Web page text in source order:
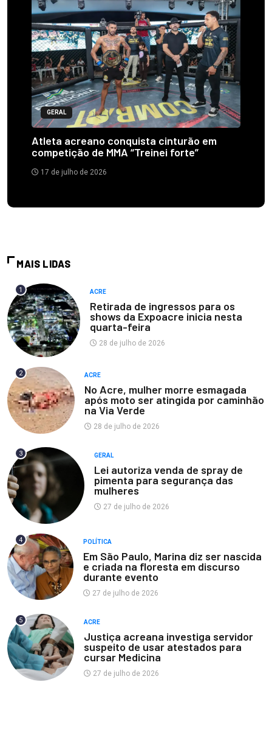
GERAL
Atleta acreano conquista cinturão em
competição de MMA “Treinei forte”
17 de julho de 2026
MAIS LIDAS
1 ACRE
Retirada de ingressos para os
shows da Expoacre inicia nesta
quarta-feira
28 de julho de 2026
2 ACRE
No Acre, mulher morre esmagada
após moto ser atingida por caminhão
na Via Verde
28 de julho de 2026
3 GERAL
Lei autoriza venda de spray de
pimenta para segurança das
mulheres
27 de julho de 2026
4 POLÍTICA
Em São Paulo, Marina diz ser nascida
e criada na floresta em discurso
durante evento
27 de julho de 2026
5 ACRE
Justiça acreana investiga servidor
suspeito de usar atestados para
cursar Medicina
27 de julho de 2026